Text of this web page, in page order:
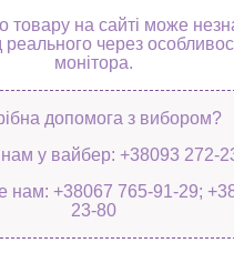
товару на сайті може
реального через
монітора.
допомога з вибором?
у вайбер: +38093 272-
нам: +38067 765-91-29;
23-80